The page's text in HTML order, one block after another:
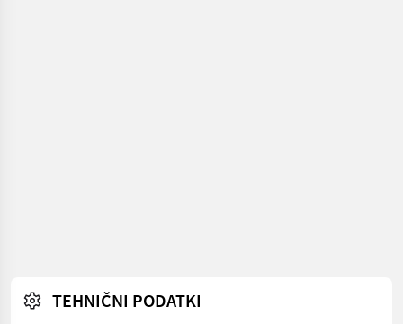
TEHNIČNI PODATKI